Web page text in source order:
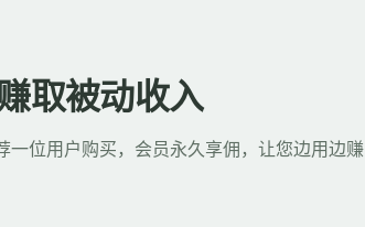
取被动收入
一位用户购买，会员永久享佣，让您边用边赚